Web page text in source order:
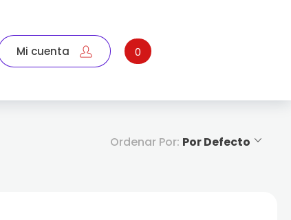
Mi cuenta 0
Ordenar Por: Por Defecto